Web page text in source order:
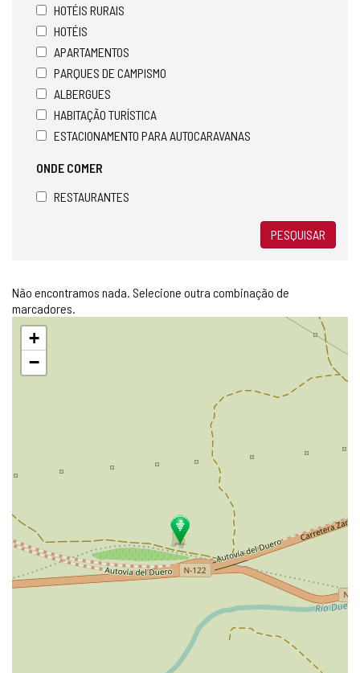
HOTÉIS RURAIS
HOTÉIS
APARTAMENTOS
PARQUES DE CAMPISMO
ALBERGUES
HABITAÇÃO TURÍSTICA
ESTACIONAMENTO PARA AUTOCARAVANAS
ONDE COMER
RESTAURANTES
PESQUISAR
Não encontramos nada. Selecione outra combinação de
marcadores.
Pular
mapa
+
−